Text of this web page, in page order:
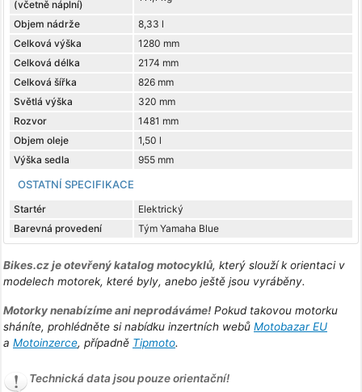
(včetně náplní)
Objem nádrže
8,33 l
Celková výška
1280 mm
Celková délka
2174 mm
Celková šířka
826 mm
Světlá výška
320 mm
Rozvor
1481 mm
Objem oleje
1,50 l
Výška sedla
955 mm
OSTATNÍ SPECIFIKACE
Startér
Elektrický
Barevná provedení
Tým Yamaha Blue
Bikes.cz je otevřený katalog motocyklů, který slouží k orientaci v
modelech motorek, které byly, anebo ještě jsou vyráběny.
Motorky nenabízíme ani neprodáváme!Pokud takovou motorku
sháníte, prohlédněte si nabídku inzertních webů Motobazar EU
a Motoinzerce, případně Tipmoto.
Technická data jsou pouze orientační!